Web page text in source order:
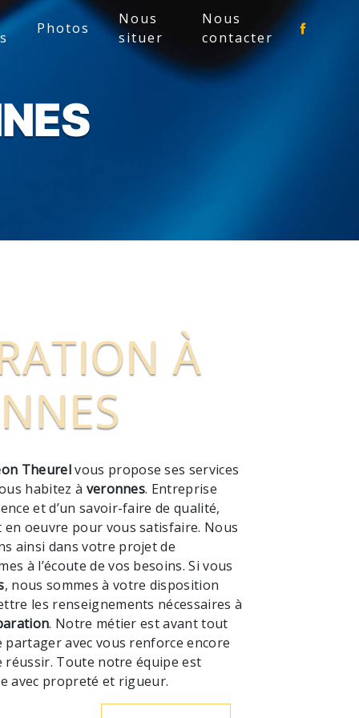
Photos
Nous
situer
Nous
contacter
À
Theurelvous propose ses services
habitez à veronnes. Entreprise
et d’un savoir-faire de qualité,
oeuvre pour vous satisfaire. Nous
ainsi dans votre projet de
à l’écoute de vos besoins. Si vous
, nous sommes à votre disposition
les renseignements nécessaires à
. Notre métier est avant tout
avec vous renforce encore
réussir. Toute notre équipe est
avec propreté et rigueur.